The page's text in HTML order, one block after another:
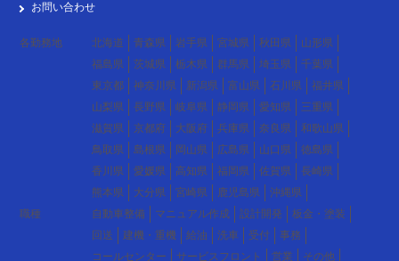
お問い合わせ
各勤務地 北海道 青森県 岩手県 宮城県 秋田県
山形県
福島県
茨城県 栃木県 群馬県 埼玉県
千葉県
東京都
神奈川県 新潟県 富山県 石川県
福井県
山梨県
長野県 岐阜県 静岡県 愛知県
三重県
滋賀県
京都府 大阪府 兵庫県 奈良県
和歌山県
鳥取県
島根県 岡山県 広島県 山口県
徳島県
香川県
愛媛県 高知県 福岡県 佐賀県
長崎県
熊本県
大分県 宮崎県 鹿児島県
沖縄県
職種
自動車整備 マニュアル作成 設計開発
板金・塗装
回送
建機・重機 給油 洗車 受付
事務
コールセンター
サービスフロント 営業 その他